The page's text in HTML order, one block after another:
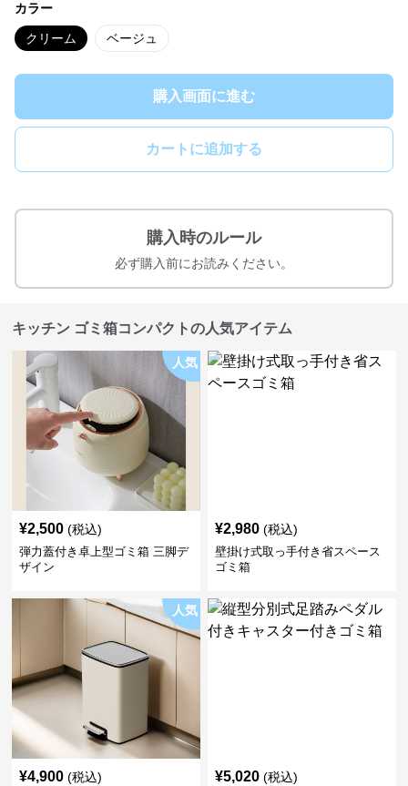
カラー
クリーム ベージュ
購入画面に進む
カートに追加する
購入時のルール
必ず購入前にお読みください。
キッチン ゴミ箱コンパクトの人気アイテム
人気
¥2,500 (税込)
弾力蓋付き卓上型ゴミ箱 三脚デ
ザイン
¥2,980 (税込)
壁掛け式取っ手付き省スペース
ゴミ箱
人気
¥4,900 (税込) ¥5,020 (税込)